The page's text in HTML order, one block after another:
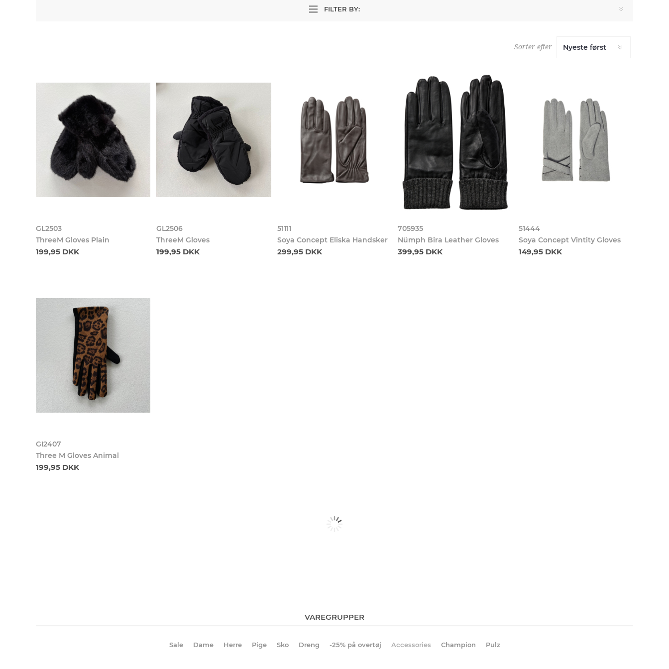
FILTER BY:
Sorter efter
GL2503
ThreeM Gloves Plain
199,95 DKK
GL2506
ThreeM Gloves
199,95 DKK
51111
Soya Concept Eliska Handsker
299,95 DKK
705935
Nümph Bira Leather Gloves
399,95 DKK
51444
Soya Concept Vintity Gloves
149,95 DKK
GI2407
Three M Gloves Animal
199,95 DKK
VAREGRUPPER
Sale Dame Herre Pige Sko Dreng -25% på overtøj Accessories Champion Pulz